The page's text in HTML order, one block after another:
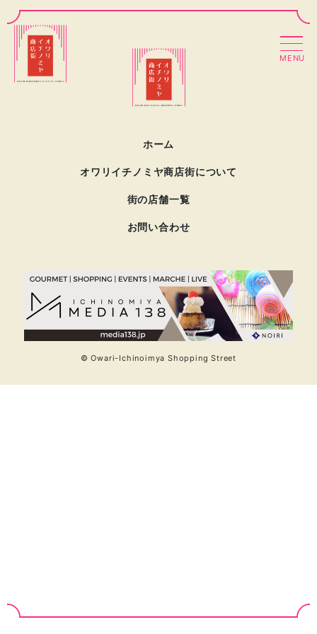
MENU
ホーム
オワリイチノミヤ商店街について
街の店舗一覧
お問い合わせ
© Owari-Ichinoimya Shopping Street